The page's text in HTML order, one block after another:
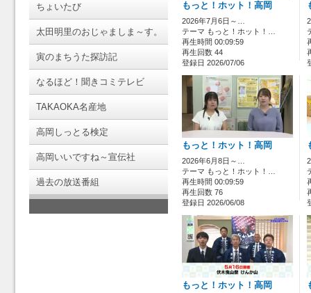
ちょいたび
太田明里のおじゃましま～す。
寅のまちうた探訪記
なるほど！聞きコミテレビ
TAKAOKA名産地
高岡しっとる検定
高岡いいですね～宣伝社
過去の放送番組
もっと！ホット！高岡
2026年7月6日～…
テーマ もっと！ホット！…
再生時間 00:09:59
再生回数 44
登録日 2026/07/06
もっと！ホット！高岡
2026年6月8日～…
テーマ もっと！ホット！…
再生時間 00:09:59
再生回数 76
登録日 2026/06/08
もっと！ホット！高岡